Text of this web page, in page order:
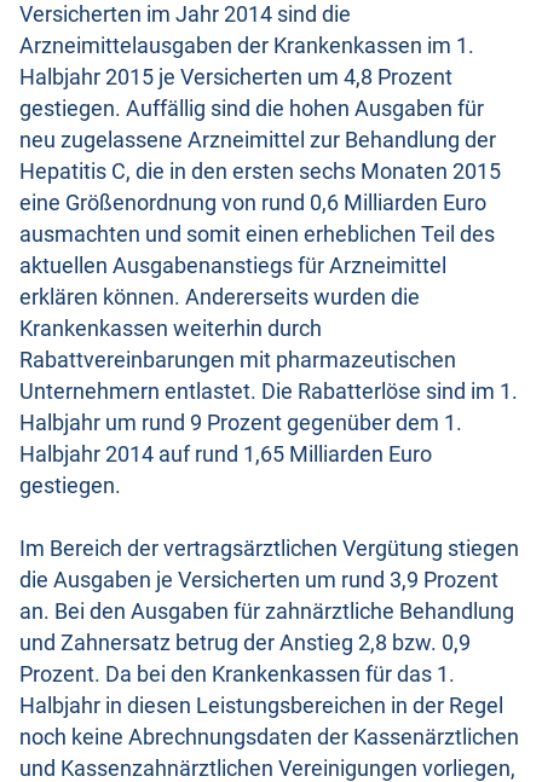
Versicherten im Jahr 2014 sind die
Arzneimittelausgaben der Krankenkassen im 1.
Halbjahr 2015 je Versicherten um 4,8 Prozent
gestiegen. Auffällig sind die hohen Ausgaben für
neu zugelassene Arzneimittel zur Behandlung der
Hepatitis C, die in den ersten sechs Monaten 2015
eine Größenordnung von rund 0,6 Milliarden Euro
ausmachten und somit einen erheblichen Teil des
aktuellen Ausgabenanstiegs für Arzneimittel
erklären können. Andererseits wurden die
Krankenkassen weiterhin durch
Rabattvereinbarungen mit pharmazeutischen
Unternehmern entlastet. Die Rabatterlöse sind im 1.
Halbjahr um rund 9 Prozent gegenüber dem 1.
Halbjahr 2014 auf rund 1,65 Milliarden Euro
gestiegen.
Im Bereich der vertragsärztlichen Vergütung stiegen
die Ausgaben je Versicherten um rund 3,9 Prozent
an. Bei den Ausgaben für zahnärztliche Behandlung
und Zahnersatz betrug der Anstieg 2,8 bzw. 0,9
Prozent. Da bei den Krankenkassen für das 1.
Halbjahr in diesen Leistungsbereichen in der Regel
noch keine Abrechnungsdaten der Kassenärztlichen
und Kassenzahnärztlichen Vereinigungen vorliegen,